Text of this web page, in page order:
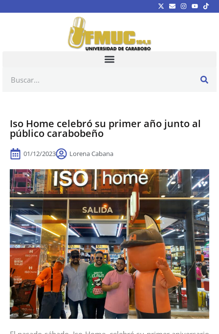
Iso Home celebró su primer año junto al
público carabobeño
01/12/2023 Lorena Cabana